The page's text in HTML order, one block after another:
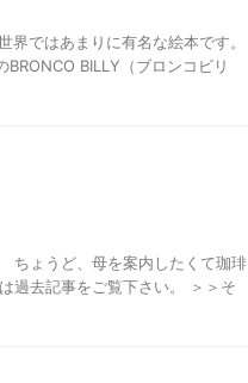
ではあまりに有名な絵本です。
BILLY（ブロンコビリ
ちょうど、母を案内したくて珈琲
過去記事をご覧下さい。 ＞＞そ